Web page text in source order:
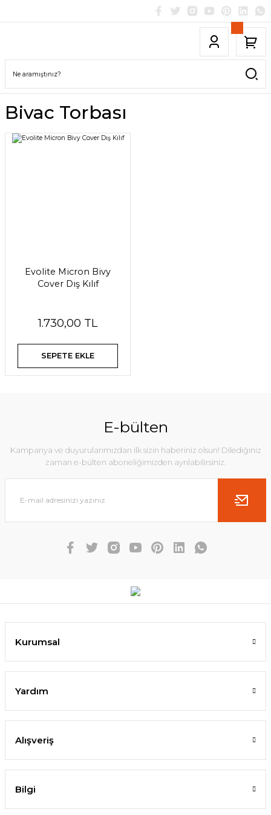
Bivac Torbası
Evolite Micron Bivy
Cover Dış Kılıf
1.730,00 TL
SEPETE EKLE
E-bülten
Kampanya ve duyurularımızdan ilk sizin haberiniz olsun! Dilediğiniz
zaman e-bülten aboneliğimizden ayrılabilirsiniz.
Kurumsal
Yardım
Alışveriş
Bilgi